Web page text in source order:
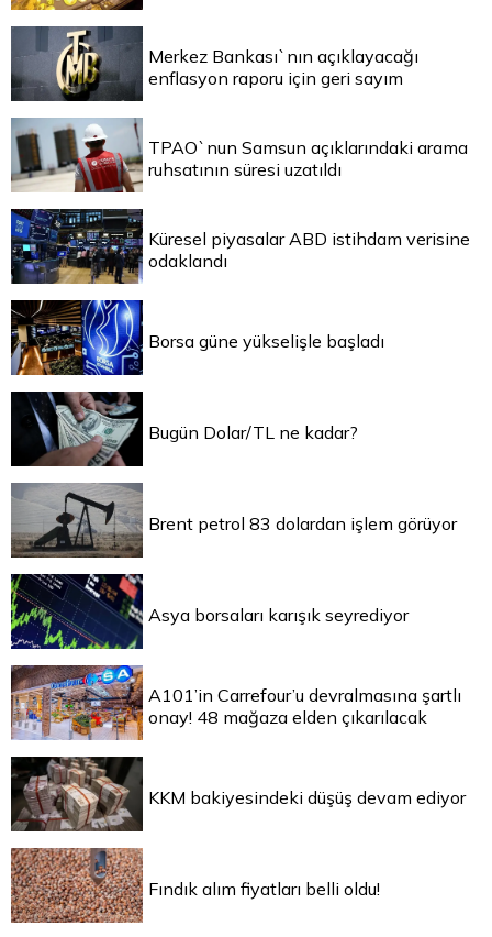
Merkez Bankası`nın açıklayacağı
enflasyon raporu için geri sayım
TPAO`nun Samsun açıklarındaki arama
ruhsatının süresi uzatıldı
Küresel piyasalar ABD istihdam verisine
odaklandı
Borsa güne yükselişle başladı
Bugün Dolar/TL ne kadar?
Brent petrol 83 dolardan işlem görüyor
Asya borsaları karışık seyrediyor
A101’in Carrefour’u devralmasına şartlı
onay! 48 mağaza elden çıkarılacak
KKM bakiyesindeki düşüş devam ediyor
Fındık alım fiyatları belli oldu!